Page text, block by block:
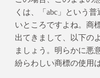
くは、「abc」という
いところですよね。商
出てきまして、以下の
ましょう。明らかに悪
紛らわしい商標の使用